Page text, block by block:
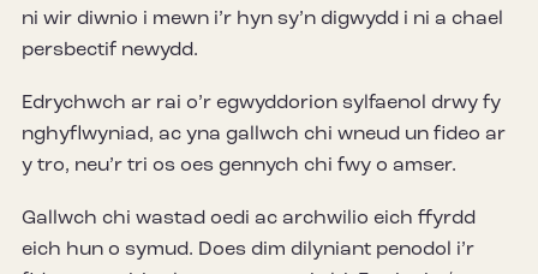
ni wir diwnio i mewn i’r hyn sy’n digwydd i ni a chael
persbectif newydd.
Edrychwch ar rai o’r egwyddorion sylfaenol drwy fy
nghyflwyniad, ac yna gallwch chi wneud un fideo ar
y tro, neu’r tri os oes gennych chi fwy o amser.
Gallwch chi wastad oedi ac archwilio eich ffyrdd
eich hun o symud. Does dim dilyniant penodol i’r